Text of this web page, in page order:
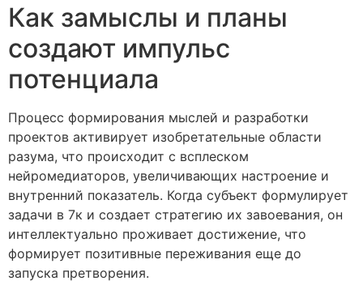
Как замыслы и планы
создают импульс
потенциала
Процесс формирования мыслей и разработки
проектов активирует изобретательные области
разума, что происходит с всплеском
нейромедиаторов, увеличивающих настроение и
внутренний показатель. Когда субъект формулирует
задачи в 7к и создает стратегию их завоевания, он
интеллектуально проживает достижение, что
формирует позитивные переживания еще до
запуска претворения.